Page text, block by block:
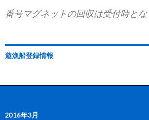
番号マグネットの回収は受付時とな
遊漁船登録情報
2016年3月